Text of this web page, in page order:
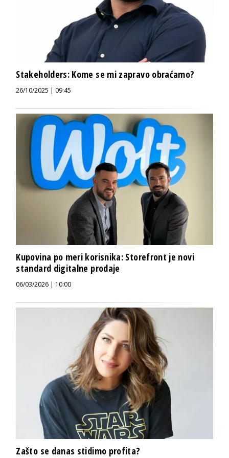
Stakeholders: Kome se mi zapravo obraćamo?
26/10/2025 | 09:45
Kupovina po meri korisnika: Storefront je novi
standard digitalne prodaje
06/03/2026 | 10:00
Zašto se danas stidimo profita?